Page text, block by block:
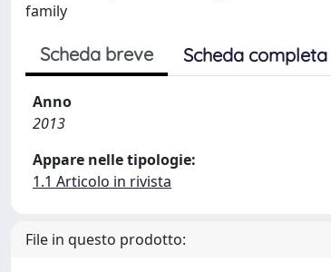
family
Scheda breve Scheda completa
Anno
2013
Appare nelle tipologie:
1.1 Articolo in rivista
File in questo prodotto: